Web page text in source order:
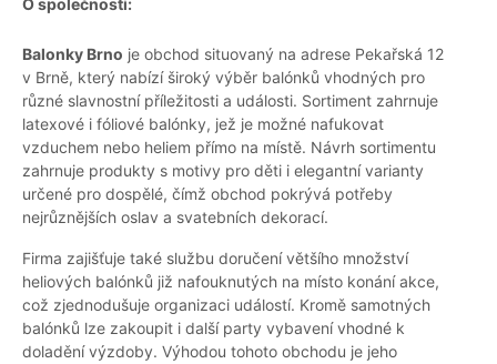
O společnosti:
Balonky Brno je obchod situovaný na adrese Pekařská 12
v Brně, který nabízí široký výběr balónků vhodných pro
různé slavnostní příležitosti a události. Sortiment zahrnuje
latexové i fóliové balónky, jež je možné nafukovat
vzduchem nebo heliem přímo na místě. Návrh sortimentu
zahrnuje produkty s motivy pro děti i elegantní varianty
určené pro dospělé, čímž obchod pokrývá potřeby
nejrůznějších oslav a svatebních dekorací.
Firma zajišťuje také službu doručení většího množství
heliových balónků již nafouknutých na místo konání akce,
což zjednodušuje organizaci událostí. Kromě samotných
balónků lze zakoupit i další party vybavení vhodné k
doladění výzdoby. Výhodou tohoto obchodu je jeho